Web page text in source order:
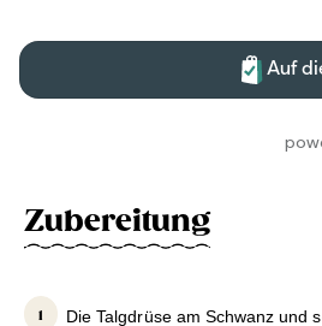
Zubereitung
Die Talgdrüse am Schwanz und